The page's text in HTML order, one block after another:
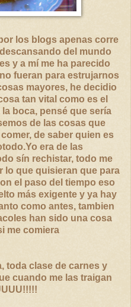
los blogs apenas corre
del mundo
y a mí me ha parecido
fueran para estrujarnos
mayores, he decidio
tan vital como es el
boca, pensé que sería
de las cosas que
de saber quien es
era de las
sín rechistar, todo me
lo que quisieran que para
el paso del tiempo eso
más exigente y ya hay
como antes, tambien
han sido una cosa
me comiera
toda clase de carnes y
cuando me las traigan